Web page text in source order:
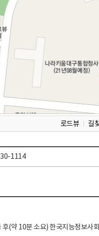
로드뷰 길
1114
(약 10분 소요) 한국지능정보사